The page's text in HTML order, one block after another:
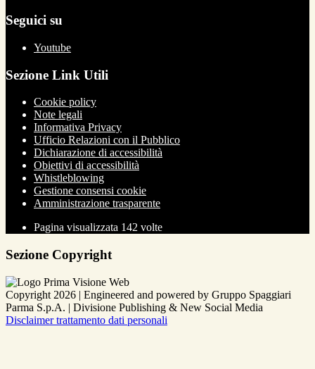
Seguici su
Youtube
Sezione Link Utili
Cookie policy
Note legali
Informativa Privacy
Ufficio Relazioni con il Pubblico
Dichiarazione di accessibilità
Obiettivi di accessibilità
Whistleblowing
Gestione consensi cookie
Amministrazione trasparente
Pagina visualizzata 142 volte
Sezione Copyright
Copyright 2026 | Engineered and powered by Gruppo Spaggiari
Parma S.p.A. | Divisione Publishing & New Social Media
Disclaimer trattamento dati personali